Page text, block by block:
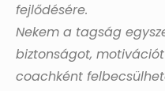
fejlődésére.
Nekem a tagság
biztonságot,
coachként